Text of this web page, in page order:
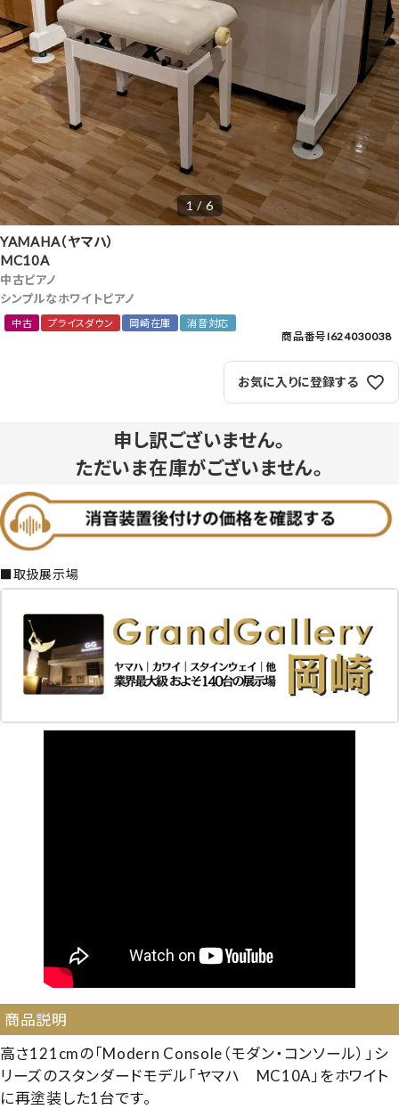
1 / 6
YAMAHA（ヤマハ）
MC10A
中古ピアノ
シンプルなホワイトピアノ
中古 プライスダウン 岡崎在庫 消音対応
商品番号I624030038
お気に入りに登録する
申し訳ございません。
ただいま在庫がございません。
■取扱展示場
商品説明
高さ121cmの「Modern Console（モダン・コンソール）」シ
リーズのスタンダードモデル「ヤマハ MC10A」をホワイト
に再塗装した1台です。